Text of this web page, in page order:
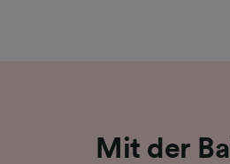
Mit der